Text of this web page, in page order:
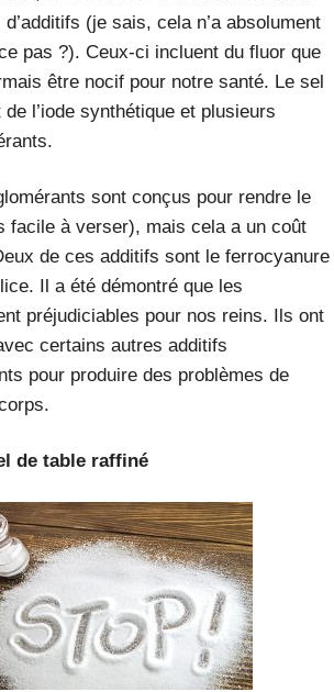
(je sais, cela n’a absolument
pas ?). Ceux-ci incluent du fluor que
être nocif pour notre santé. Le sel
l’iode synthétique et plusieurs
sont conçus pour rendre le
facile à verser), mais cela a un coût
de ces additifs sont le ferrocyanure
Il a été démontré que les
préjudiciables pour nos reins. Ils ont
certains autres additifs
pour produire des problèmes de
de table raffiné